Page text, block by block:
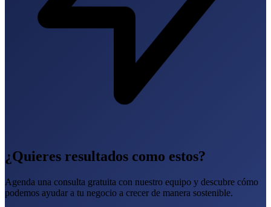
¿Quieres resultados como estos?
Agenda una consulta gratuita con nuestro equipo y descubre cómo
podemos ayudar a tu negocio a crecer de manera sostenible.